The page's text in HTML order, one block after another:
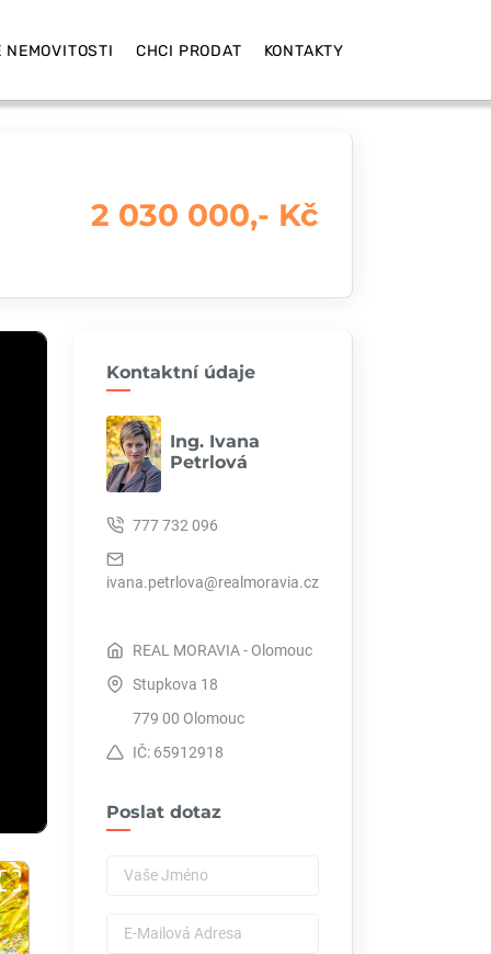
NEMOVITOSTI CHCI PRODAT KONTAKTY
2 030 000,- Kč
Kontaktní údaje
Ing. Ivana
Petrlová
777 732 096
ivana.petrlova@realmoravia.cz
REAL MORAVIA - Olomouc
Stupkova 18
779 00 Olomouc
IČ: 65912918
Poslat dotaz